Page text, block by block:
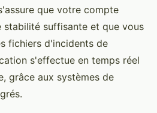
que votre compte
stabilité suffisante et que vous
fichiers d'incidents de
s'effectue en temps réel
grâce aux systèmes de